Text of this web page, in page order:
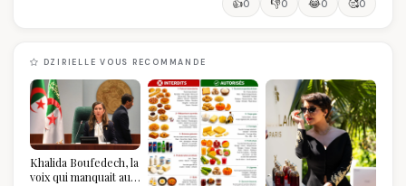
👍0 👎0 😂0 🥰0
DZIRIELLE VOUS RECOMMANDE
Khalida Boufedech, la
voix qui manquait au